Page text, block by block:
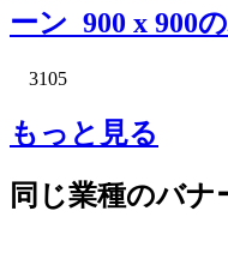
ーン_900 x 900
3105
もっと見る
同じ業種のバナ